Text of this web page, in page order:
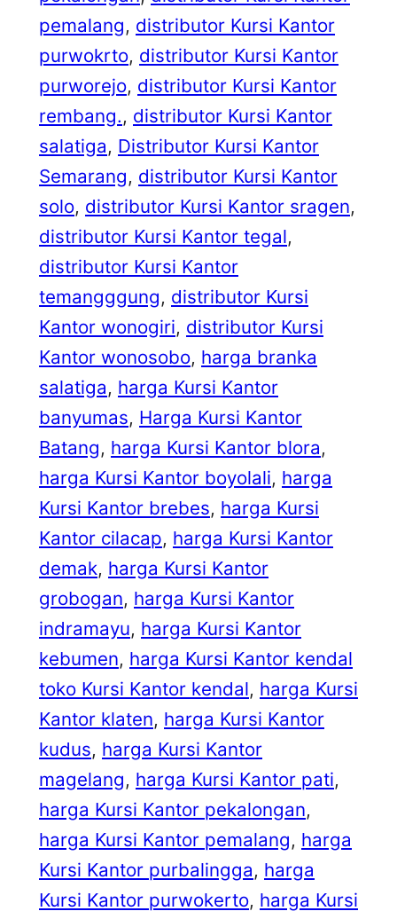
pemalang, distributor Kursi Kantor
purwokrto, distributor Kursi Kantor
purworejo, distributor Kursi Kantor
rembang., distributor Kursi Kantor
salatiga, Distributor Kursi Kantor
Semarang, distributor Kursi Kantor
solo, distributor Kursi Kantor sragen
distributor Kursi Kantor tegal
distributor Kursi Kantor
temangggung, distributor Kursi
Kantor wonogiri, distributor Kursi
Kantor wonosobo, harga branka
salatiga, harga Kursi Kantor
banyumas, Harga Kursi Kantor
Batang, harga Kursi Kantor blora
harga Kursi Kantor boyolali, harga
Kursi Kantor brebes, harga Kursi
Kantor cilacap, harga Kursi Kantor
demak, harga Kursi Kantor
grobogan, harga Kursi Kantor
indramayu, harga Kursi Kantor
kebumen, harga Kursi Kantor kendal
toko Kursi Kantor kendal, harga Kursi
Kantor klaten, harga Kursi Kantor
kudus, harga Kursi Kantor
magelang, harga Kursi Kantor pati
harga Kursi Kantor pekalongan
harga Kursi Kantor pemalang, harga
Kursi Kantor purbalingga, harga
Kursi Kantor purwokerto, harga Kursi